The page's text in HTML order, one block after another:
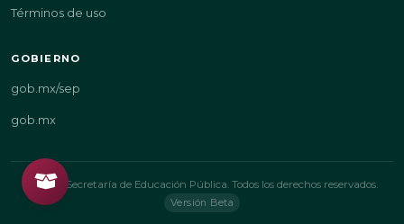
Términos de uso
GOBIERNO
gob.mx/sep
gob.mx
© 2026 Secretaría de Educación Pública. Todos los derechos reservados.
Versión Beta